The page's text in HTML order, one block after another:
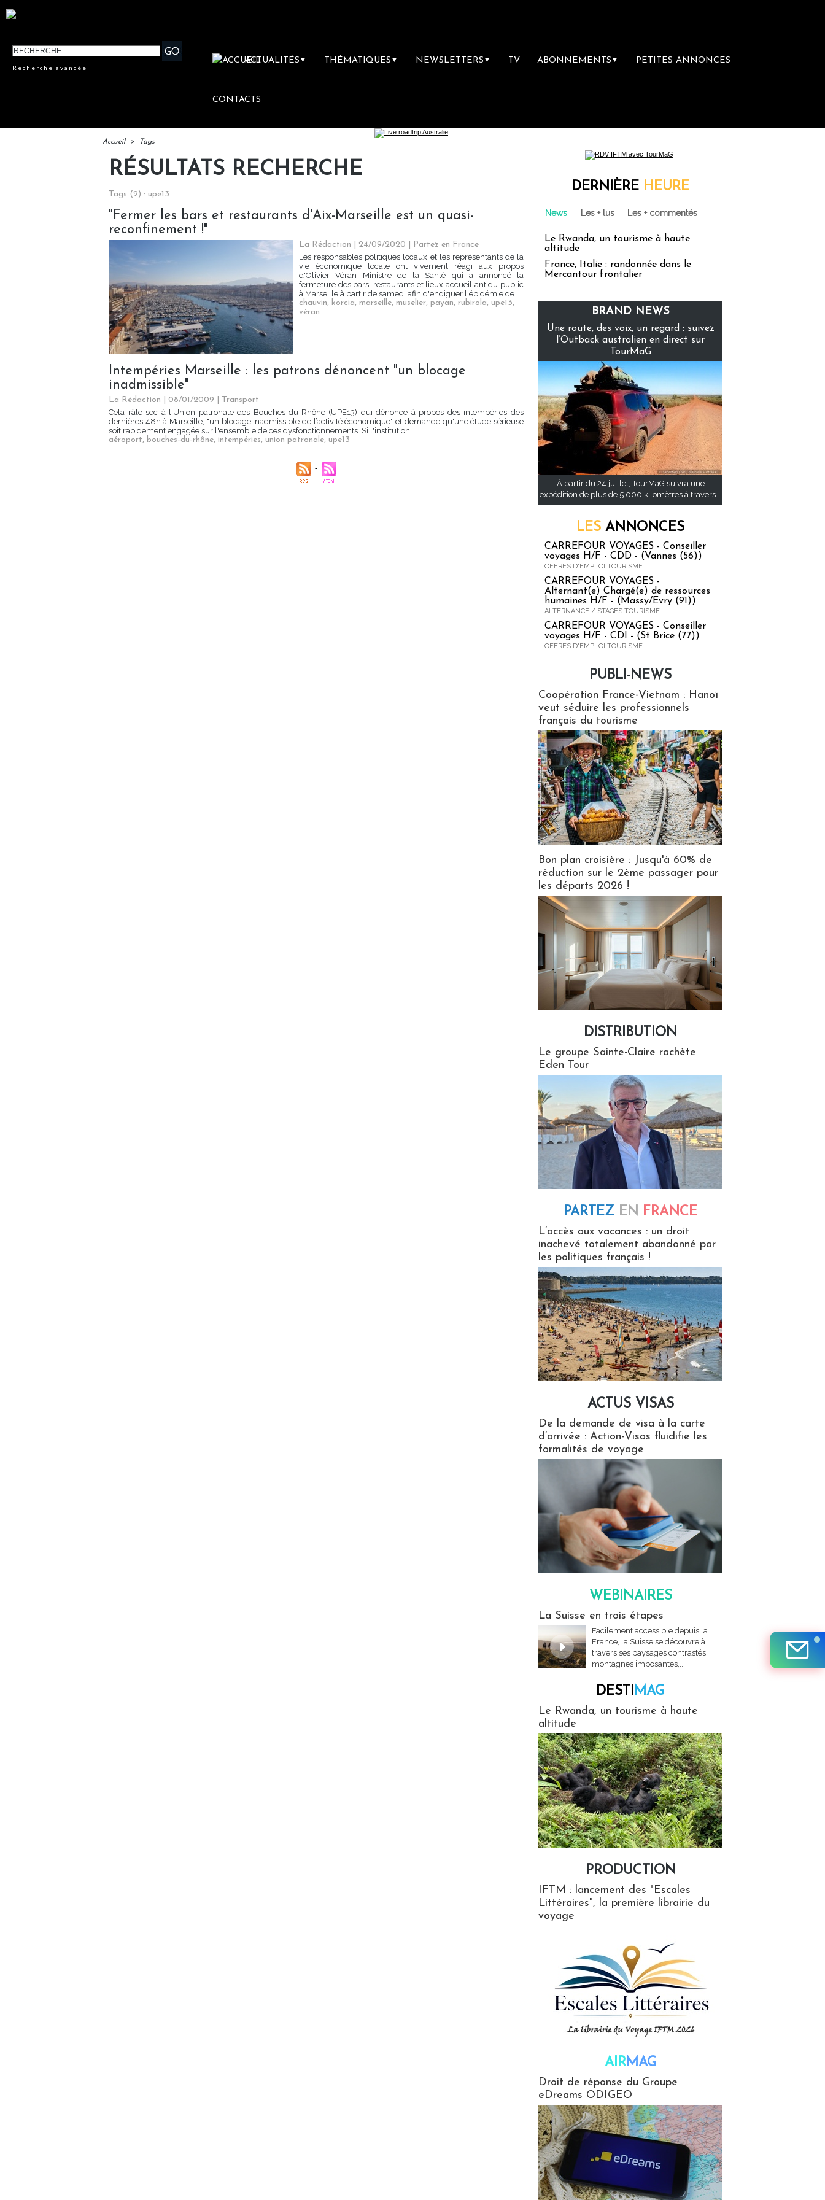
Recherche avancée
ACTUALITÉS ▼ THÉMATIQUES ▼ NEWSLETTERS ▼ TV ABONNEMENTS ▼ PETITES ANNONCES
CONTACTS
Accueil > Tags
RÉSULTATS RECHERCHE
Tags (2) : upe13
"Fermer les bars et restaurants d'Aix-Marseille est un quasi-
reconfinement !"
La Rédaction | 24/09/2020
Partez en France
Les responsables politiques locaux et les représentants de la
vie économique locale ont vivement réagi aux propos
d'Olivier Véran Ministre de la Santé qui a annoncé la
fermeture des bars, restaurants et lieux accueillant du public
à Marseille à partir de samedi afin d'endiguer l'épidémie de...
chauvin, korcia, marseille, muselier, payan, rubirola, upe13,
véran
Intempéries Marseille : les patrons dénoncent "un blocage
inadmissible"
La Rédaction | 08/01/2009
Transport
Cela râle sec à l'Union patronale des Bouches-du-Rhône (UPE13) qui dénonce à propos des intempéries des
dernières 48h à Marseille, "un blocage inadmissible de l’activité économique" et demande qu'une étude sérieuse
soit rapidement engagée sur l'ensemble de ces dysfonctionnements. Si l'institution...
aéroport, bouches-du-rhône, intempéries, union patronale, upe13
DERNIÈRE HEURE
News Les + lus Les + commentés
Le Rwanda, un tourisme à haute
altitude
France, Italie : randonnée dans le
Mercantour frontalier
BRAND NEWS
Une route, des voix, un regard : suivez
l’Outback australien en direct sur
TourMaG
À partir du 24 juillet, TourMaG suivra une
expédition de plus de 5 000 kilomètres à travers...
LES ANNONCES
CARREFOUR VOYAGES - Conseiller
voyages H/F - CDD - (Vannes (56))
OFFRES D'EMPLOI TOURISME
CARREFOUR VOYAGES -
Alternant(e) Chargé(e) de ressources
humaines H/F - (Massy/Evry (91))
ALTERNANCE / STAGES TOURISME
CARREFOUR VOYAGES - Conseiller
voyages H/F - CDI - (St Brice (77))
OFFRES D'EMPLOI TOURISME
PUBLI-NEWS
Coopération France-Vietnam : Hanoï
veut séduire les professionnels
français du tourisme
Bon plan croisière : Jusqu'à 60% de
réduction sur le 2ème passager pour
les départs 2026 !
DISTRIBUTION
Le groupe Sainte-Claire rachète
Eden Tour
PARTEZ EN FRANCE
L’accès aux vacances : un droit
inachevé totalement abandonné par
les politiques français !
ACTUS VISAS
De la demande de visa à la carte
d’arrivée : Action-Visas fluidifie les
formalités de voyage
WEBINAIRES
La Suisse en trois étapes
Facilement accessible depuis la
France, la Suisse se découvre à
travers ses paysages contrastés,
montagnes imposantes,...
DESTIMAG
Le Rwanda, un tourisme à haute
altitude
PRODUCTION
IFTM : lancement des "Escales
Littéraires", la première librairie du
voyage
AIRMAG
Droit de réponse du Groupe
eDreams ODIGEO